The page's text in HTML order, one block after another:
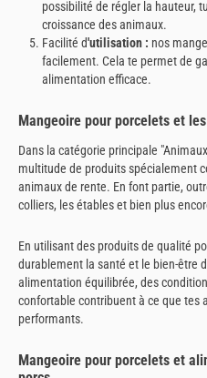
possibilité de régler la hauteur,
croissance des animaux.
Facilité d'utilisation : nos
facilement. Cela te permet de
alimentation efficace.
Mangeoire pour porcelets et
Dans la catégorie principale
multitude de produits spécialement
animaux de rente. En font partie,
colliers, les étables et bien plus
En utilisant des produits de qualité
durablement la santé et le bien-être
alimentation équilibrée, des
confortable contribuent à ce que tes
performants.
Mangeoire pour porcelets et